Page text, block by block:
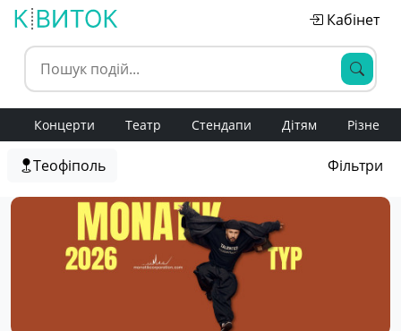
Кабінет
Концерти Театр Стендапи Дітям Різне
Теофіполь Фільтри